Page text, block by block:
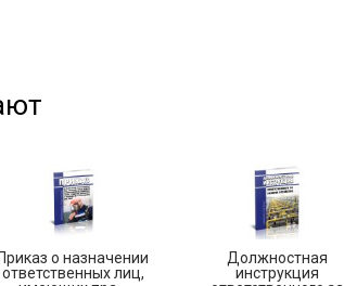
о назначении
ответственных лиц,
Должностная
инструкция